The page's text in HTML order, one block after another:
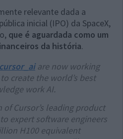
relevante dada a
inicial (IPO) da SpaceX,
que é aguardada como um
da história.
are now working
create the world’s best
work AI.
of Cursor’s leading product
expert software engineers
H100 equivalent